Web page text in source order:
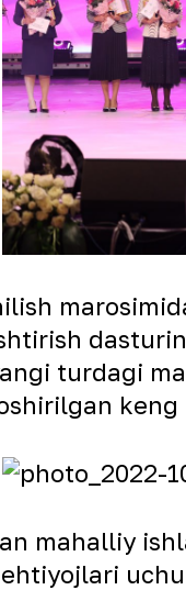
turdagi
keng
mahalliy